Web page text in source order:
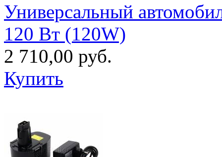
Универсальный
120 Вт (120W)
2 710,00 руб.
Купить